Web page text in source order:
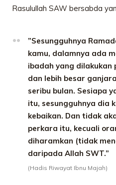
Rasulullah SAW bersabda
”Sesungguhnya
kamu, dalamnya ada
ibadah yang dilakukan
dan lebih besar
seribu bulan. Sesiapa
itu, sesungguhnya dia
kebaikan. Dan tidak
perkara itu, kecuali
diharamkan (tidak
daripada Allah SWT.”
(Hadis Riwayat Ibnu Majah)